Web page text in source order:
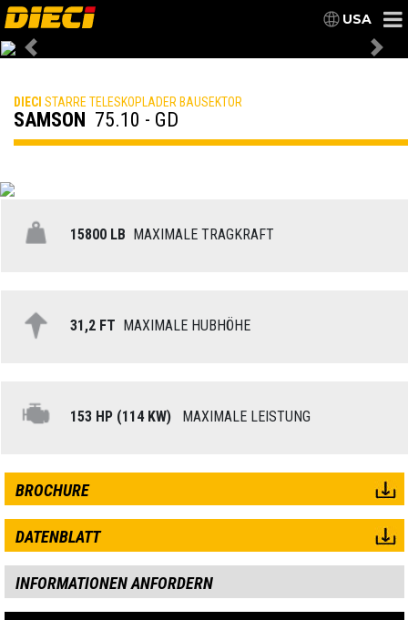
USA
Previous
DIECI STARRE TELESKOPLADER BAUSEKTOR
SAMSON 75.10 - GD
15800 LB MAXIMALE TRAGKRAFT
31,2 FT MAXIMALE HUBHÖHE
153 HP (114 KW) MAXIMALE LEISTUNG
BROCHURE
DATENBLATT
INFORMATIONEN ANFORDERN